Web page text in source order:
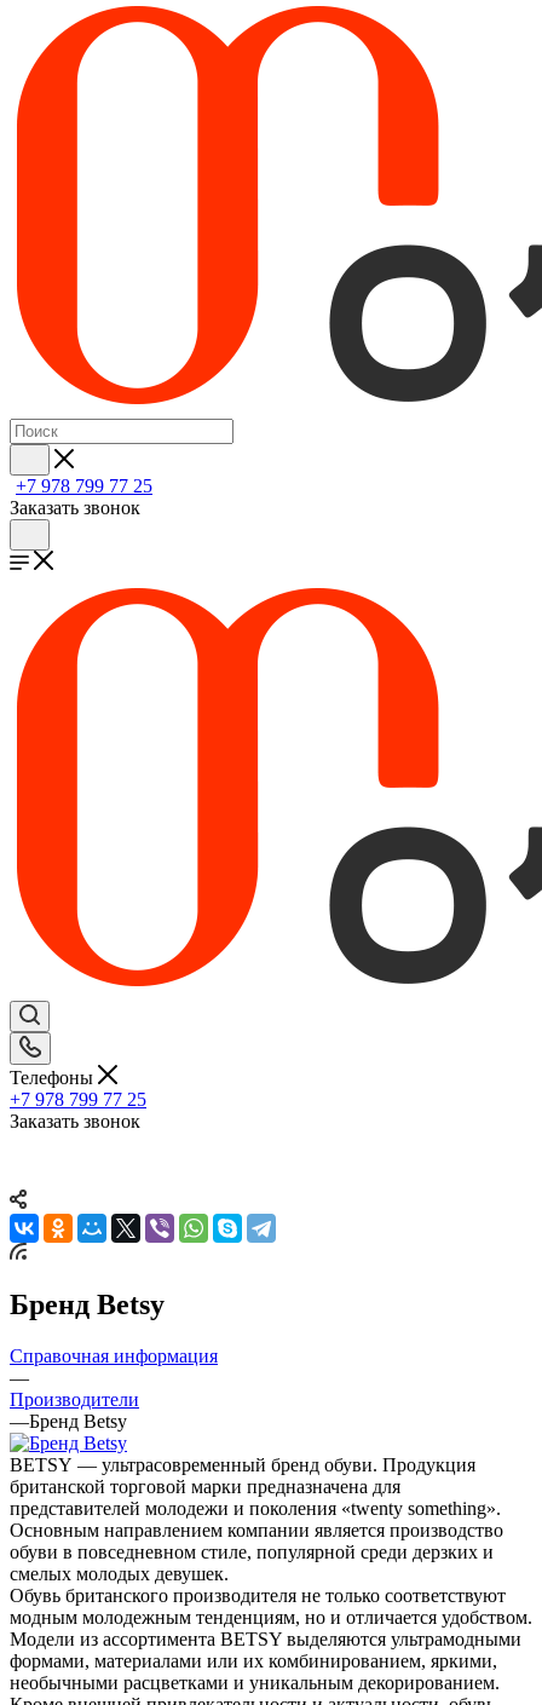
+7 978 799 77 25
Заказать звонок
Телефоны
+7 978 799 77 25
Заказать звонок
Бренд Betsy
Справочная информация
—
Производители
—Бренд Betsy
BETSY — ультрасовременный бренд обуви. Продукция
британской торговой марки предназначена для
представителей молодежи и поколения «twenty something».
Основным направлением компании является производство
обуви в повседневном стиле, популярной среди дерзких и
смелых молодых девушек.
Обувь британского производителя не только соответствуют
модным молодежным тенденциям, но и отличается удобством.
Модели из ассортимента BETSY выделяются ультрамодными
формами, материалами или их комбинированием, яркими,
необычными расцветками и уникальным декорированием.